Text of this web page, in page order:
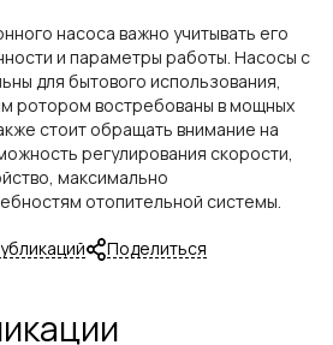
насоса важно учитывать его
и параметры работы. Насосы с
для бытового использования,
ротором востребованы в мощных
стоит обращать внимание на
регулирования скорости,
максимально
отопительной системы.
Поделиться